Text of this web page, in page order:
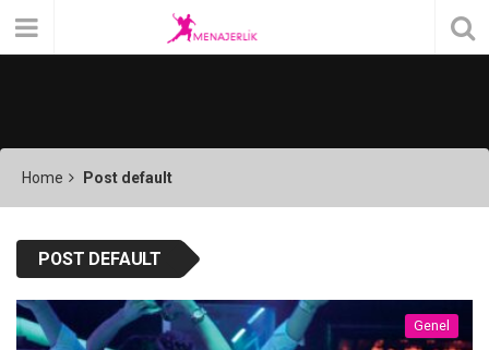
Home Post default
POST DEFAULT
Genel